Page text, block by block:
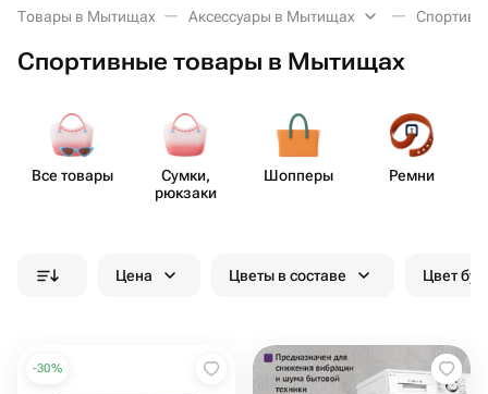
Товары в Мытищах Аксессуары в Мытищах
Спортивные товары в Мытищах
Все товары
Сумки,
рюкзаки
Шопперы Ремни
Цена Цветы в составе Цвет
-30%